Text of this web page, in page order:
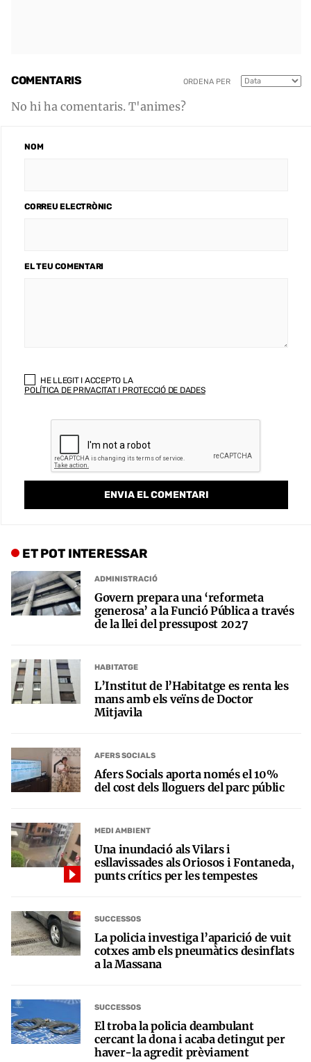
COMENTARIS ORDENA PER
No hi ha comentaris. T'animes?
NOM
CORREU ELECTRÒNIC
EL TEU COMENTARI
HE LLEGIT I ACCEPTO LA
POLÍTICA DE PRIVACITAT I PROTECCIÓ DE DADES
ET POT INTERESSAR
ADMINISTRACIÓ
Govern prepara una ‘reformeta
generosa’ a la Funció Pública a través
de la llei del pressupost 2027
HABITATGE
L’Institut de l’Habitatge es renta les
mans amb els veïns de Doctor
Mitjavila
AFERS SOCIALS
Afers Socials aporta només el 10%
del cost dels lloguers del parc públic
MEDI AMBIENT
Una inundació als Vilars i
esllavissades als Oriosos i Fontaneda,
punts crítics per les tempestes
SUCCESSOS
La policia investiga l’aparició de vuit
cotxes amb els pneumàtics desinflats
a la Massana
SUCCESSOS
El troba la policia deambulant
cercant la dona i acaba detingut per
haver-la agredit prèviament